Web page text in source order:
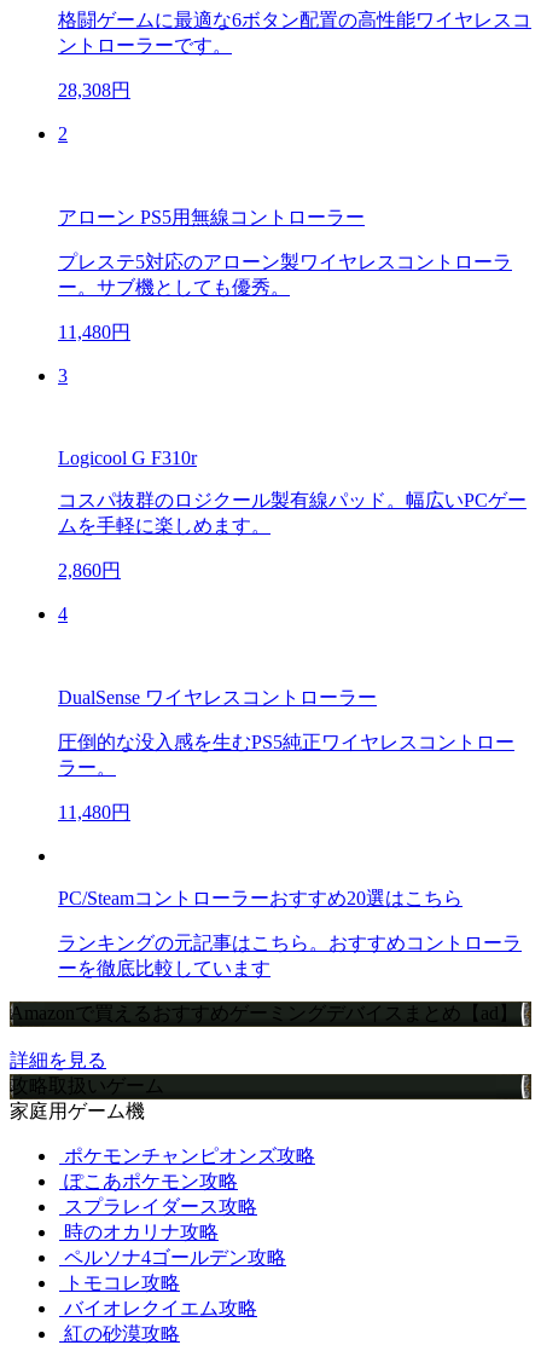
格闘ゲームに最適な6ボタン配置の高性能ワイヤレスコ
ントローラーです。
28,308円
2
アローン PS5用無線コントローラー
プレステ5対応のアローン製ワイヤレスコントローラ
ー。サブ機としても優秀。
11,480円
3
Logicool G F310r
コスパ抜群のロジクール製有線パッド。幅広いPCゲー
ムを手軽に楽しめます。
2,860円
4
DualSense ワイヤレスコントローラー
圧倒的な没入感を生むPS5純正ワイヤレスコントロー
ラー。
11,480円
PC/Steamコントローラーおすすめ20選はこちら
ランキングの元記事はこちら。おすすめコントローラ
ーを徹底比較しています
Amazonで買えるおすすめゲーミングデバイスまとめ【ad】
詳細を見る
攻略取扱いゲーム
家庭用ゲーム機
ポケモンチャンピオンズ攻略
ぽこあポケモン攻略
スプラレイダース攻略
時のオカリナ攻略
ペルソナ4ゴールデン攻略
トモコレ攻略
バイオレクイエム攻略
紅の砂漠攻略